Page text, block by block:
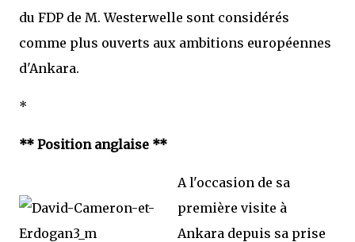
du FDP de M. Westerwelle sont considérés
comme plus ouverts aux ambitions européennes
d'Ankara.
*
** Position anglaise **
A l'occasion de sa
première visite à
Ankara depuis sa prise